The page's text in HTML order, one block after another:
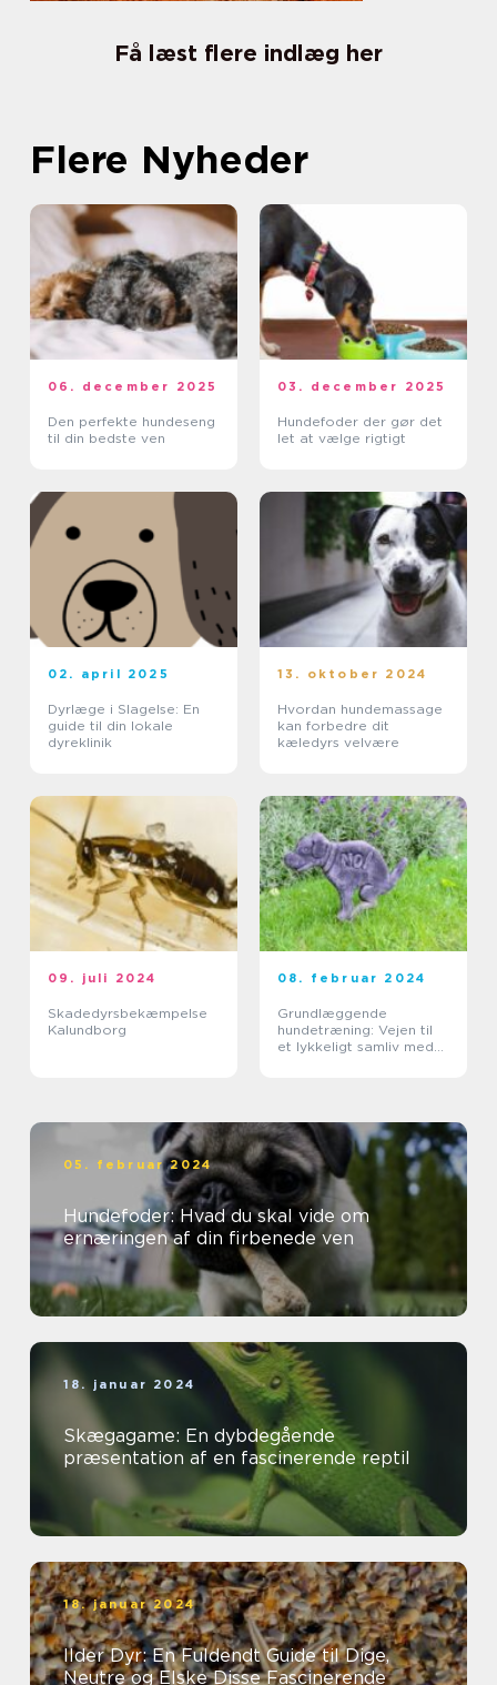
Få læst flere indlæg her
Flere Nyheder
06. december 2025
Den perfekte hundeseng
til din bedste ven
03. december 2025
Hundefoder der gør det
let at vælge rigtigt
02. april 2025
Dyrlæge i Slagelse: En
guide til din lokale
dyreklinik
13. oktober 2024
Hvordan hundemassage
kan forbedre dit
kæledyrs velvære
09. juli 2024
Skadedyrsbekæmpelse
Kalundborg
08. februar 2024
Grundlæggende
hundetræning: Vejen til
et lykkeligt samliv med
05. februar 2024
Hundefoder: Hvad du skal vide om
ernæringen af din firbenede ven
18. januar 2024
Skægagame: En dybdegående
præsentation af en fascinerende reptil
18. januar 2024
Ilder Dyr: En Fuldendt Guide til Dige,
Neutre og Elske Disse Fascinerende